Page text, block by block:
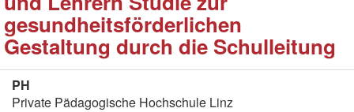
gesundheitsförderlichen
Gestaltung durch die Schulleitung
PH
Private Pädagogische Hochschule Linz